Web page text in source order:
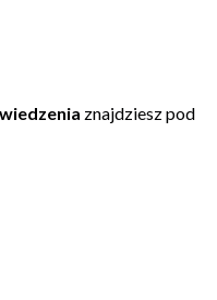
znajdziesz pod